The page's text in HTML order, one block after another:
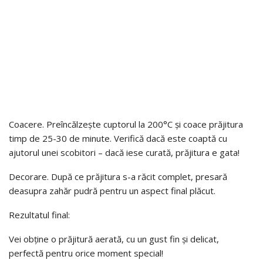
Coacere. Preîncălzește cuptorul la 200°C și coace prăjitura
timp de 25-30 de minute. Verifică dacă este coaptă cu
ajutorul unei scobitori – dacă iese curată, prăjitura e gata!
Decorare. După ce prăjitura s-a răcit complet, presară
deasupra zahăr pudră pentru un aspect final plăcut.
Rezultatul final:
Vei obține o prăjitură aerată, cu un gust fin și delicat,
perfectă pentru orice moment special!